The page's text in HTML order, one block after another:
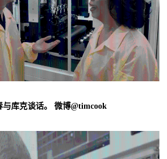
库克谈话。 微博@timcook